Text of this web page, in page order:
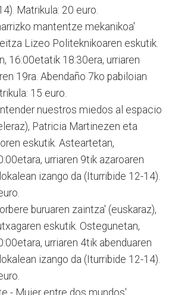
Matrikula: 20 euro.
mantentze mekanikoa'
Lizeo Politeknikoaren eskutik.
16:00etatik 18:30era, urriaren
19ra. Abendaño 7ko pabiloian
15 euro.
nuestros miedos al espacio
Patricia Martinezen eta
eskutik. Asteartetan,
urriaren 9tik azaroaren
izango da (Iturribide 12-14).
buruaren zaintza' (euskaraz),
eskutik. Ostegunetan,
urriaren 4tik abenduaren
izango da (Iturribide 12-14).
- Mujer entre dos mundos'